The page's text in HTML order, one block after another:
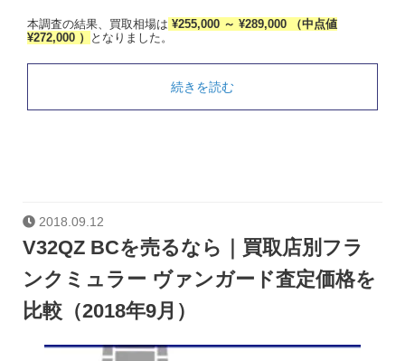
本調査の結果、買取相場は ¥255,000 ～ ¥289,000 （中点値
¥272,000 ）
となりました。
続きを読む
2018.09.12
V32QZ BCを売るなら｜買取店別フラ
ンクミュラー ヴァンガード査定価格を
比較（2018年9月）